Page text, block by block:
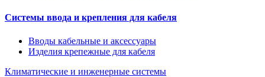
Системы ввода и крепления для кабеля
Вводы кабельные и аксессуары
Изделия крепежные для кабеля
Климатические и инженерные системы